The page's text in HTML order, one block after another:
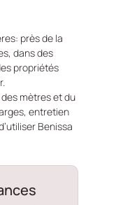
près de la
dans des
propriétés
mètres et du
entretien
Benissa